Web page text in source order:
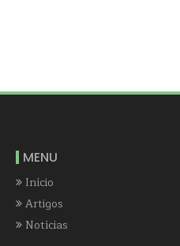
MENU
Início
Artigos
Notícias